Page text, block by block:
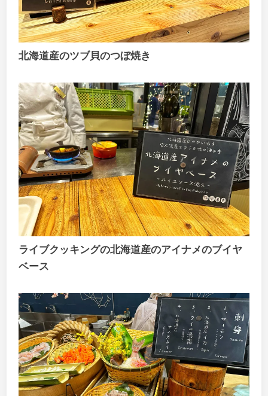
北海道産のツブ貝のつぼ焼き
ライブクッキングの北海道産のアイナメのブイヤ
ベース